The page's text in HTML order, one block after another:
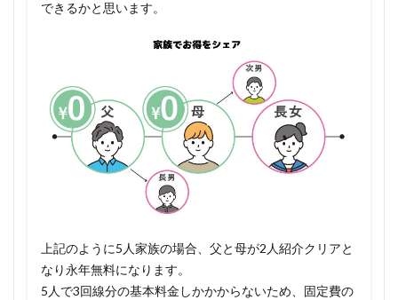
できるかと思います。
上記のように5人家族の場合、父と母が2人紹介クリアと
なり永年無料になります。
5人で3回線分の基本料金しかかからないため、固定費の